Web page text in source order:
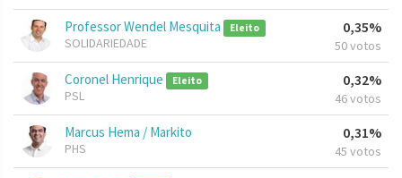
Professor Wendel Mesquita Eleito
SOLIDARIEDADE
0,35%
50 votos
Coronel Henrique Eleito
PSL
0,32%
46 votos
Marcus Hema / Markito
PHS
0,31%
45 votos